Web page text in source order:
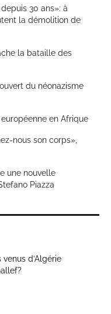
30 ans»: à
la démolition de
la bataille des
du néonazisme
en Afrique
nous son corps»,
une nouvelle
Piazza
d’Algérie